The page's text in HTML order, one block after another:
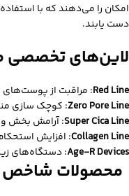
امکان را می‌دهند که با
دست یابند.
لاین‌های تخصصی
Red Line
: مراقبت از
Zero Pore Line
: کوچک‌ سازی
Super Cica Line
:آرامش‌ بخش
Collagen Line
: افزایش
Age-R Devices
:دستگاه‌های
محصولات شاخص